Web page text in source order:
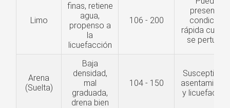
Limo
finas, retiene
agua,
propenso a
la
licuefacción
106 - 200
presentar
condición
rápida
se perturba
Arena
(Suelta)
Baja
densidad,
mal
graduada,
drena bien
104 - 150
Susceptible
y